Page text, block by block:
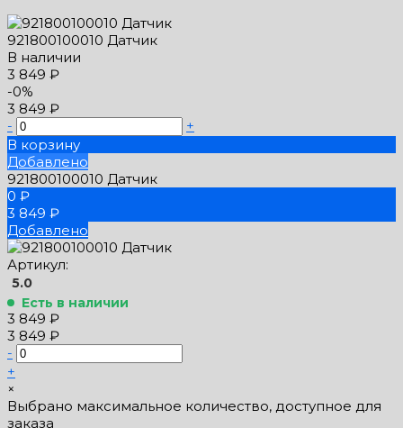
921800100010 Датчик
В наличии
3 849 ₽
-0%
3 849 ₽
-
+
В корзину
Добавлено
921800100010 Датчик
0 ₽
3 849 ₽
Добавлено
Артикул:
5.0
Есть в наличии
3 849 ₽
3 849 ₽
-
+
×
Выбрано максимальное количество, доступное для
заказа